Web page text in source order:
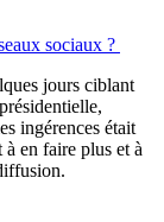
sociaux ?
jours ciblant
ingérences était
en faire plus et à